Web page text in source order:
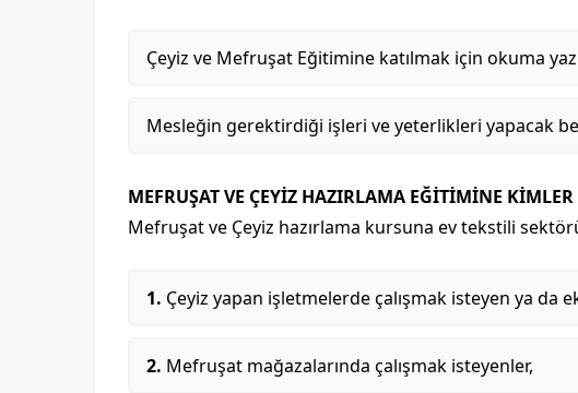
Çeyiz ve Mefruşat Eğitimine katılmak için okuma
Mesleğin gerektirdiği işleri ve yeterlikleri yapacak
MEFRUŞAT VE ÇEYİZ HAZIRLAMA EĞİTİMİNE
Mefruşat ve Çeyiz hazırlama kursuna ev tekstili
Çeyiz yapan işletmelerde çalışmak isteyen ya da
Mefruşat mağazalarında çalışmak isteyenler,